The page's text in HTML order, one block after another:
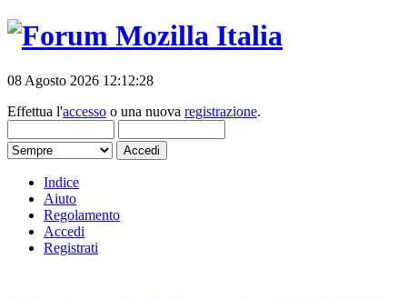
08 Agosto 2026 12:12:28
Effettua l'accesso o una nuova registrazione.
Indice
Aiuto
Regolamento
Accedi
Registrati